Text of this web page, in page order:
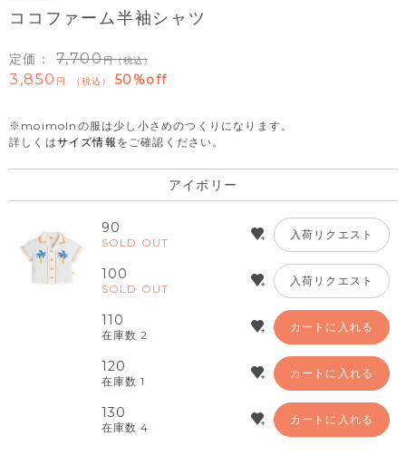
ココファーム半袖シャツ
定価： 7,700 （税込）
3,850 税込 50%off
※moimolnの服は少し小さめのつくりになります。
詳しくはサイズ情報 をご確認ください。
アイボリー
90
SOLD OUT
入荷リクエスト
100
SOLD OUT
入荷リクエスト
110
在庫数 2
カートに入れる
120
在庫数 1
カートに入れる
130
在庫数 4
カートに入れる